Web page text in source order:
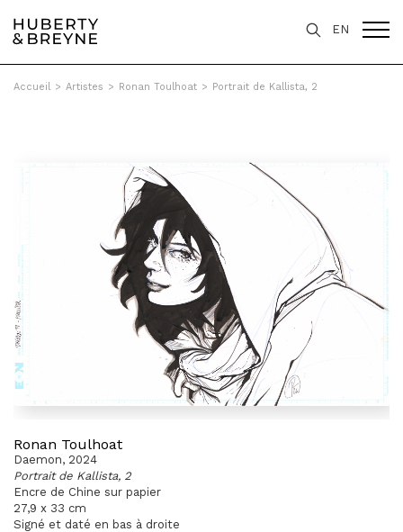
EN
Accueil > Artistes > Ronan Toulhoat > Portrait de Kallista, 2
Ronan Toulhoat
Daemon, 2024
Portrait de Kallista, 2
Encre de Chine sur papier
27,9 x 33 cm
Signé et daté en bas à droite